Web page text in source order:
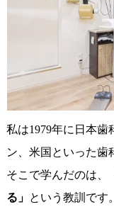
私は1979年に日本
ン、米国といった歯
そこで学んだのは、
る」 という教訓です。